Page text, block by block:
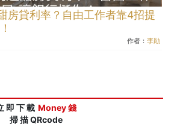
房貸利率？自由工作者靠4招提
作者： 李勛
即 下 載 Money 錢
掃 描 QRcode